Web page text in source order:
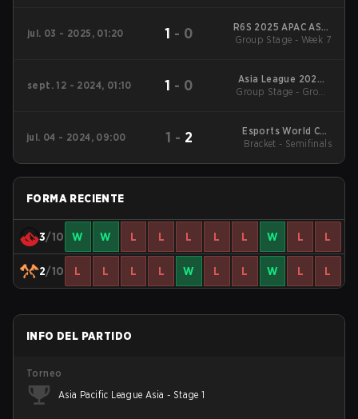
jul. 03 - 2025, 01:20 1 - 0
R6S 2025 APAC ASIA
Stage 1
Group Stage - Week 7
sept. 12 - 2024, 01:10 1 - 0
Asia League 2024 -
Stage 2
Group Stage - Group
jul. 04 - 2024, 09:00 1 - 2
Esports World Cup
2024: Asia
Bracket - Semifinals
FORMA RECIENTE
3/10 W W L L L L L W L L
2/10 L L L L W L L W L L
INFO DEL PARTIDO
Torneo
Asia Pacific League Asia - Stage 1